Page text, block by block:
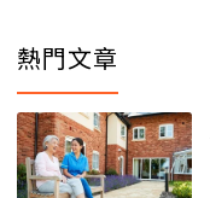
熱門文章